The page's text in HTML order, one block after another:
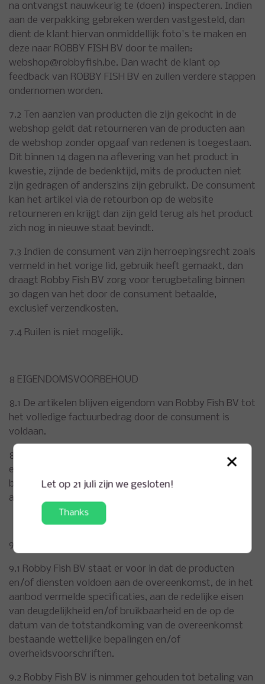
na ontvangst nauwkeurig te (doen) inspecteren. Indien
aan de verpakking gebreken werden vastgesteld, dan
dient de klant hiervan onmiddellijk foto's te maken en
deze naar ROBBY FISH BV door te mailen:
webshop@robbyfish.be. Dan wacht de klant op
feedback van ROBBY FISH BV en zullen verdere stappen
ondernomen worden.
7.2 Ten aanzien van producten die zijn gekocht in de
webshop geldt dat retourneren van de producten aan
de webshop zonder opgaaf van redenen is toegestaan.
Dit binnen 14 dagen na aflevering van het product in
kwestie, zijnde de bedenktijd, mits de producten niet
zijn gedragen of anderszins zijn gebruikt. De consument
kan het artikel via de retourbon op de website
retourneren en krijgt dan zijn geld terug als het product
zich nog in nieuwe staat bevindt.
7.3 Indien de consument van zijn herroepingsrecht zoals
vermeld in het vorige lid, gebruik heeft gemaakt, dan
draagt Robby Fish BV zorg voor terugbetaling binnen
30 dagen van het door de consument betaalde,
exclusief verzendkosten.
7.4 Ruilen is niet mogelijk.
8 EIGENDOMSVOORBEHOUD
8.1 De artikelen blijven eigendom van Robby Fish BV tot
het volledige factuurbedrag door de consument is
voldaan.
8.2 De consument mag de producten, voordat de
eigendom daarvan is overgegaan, niet
belasten, verkopen, doorleveren, vervreemden of
anderszins bezwaren.
9 GARANTIE EN AANSPRAKELIJKHEID
9.1 Robby Fish BV staat er voor in dat de producten
en/of diensten voldoen aan de overeenkomst, de in het
aanbod vermelde specificaties, aan de redelijke eisen
van deugdelijkheid en/of bruikbaarheid en de op de
datum van de totstandkoming van de overeenkomst
bestaande wettelijke bepalingen en/of
overheidsvoorschriften.
9.2 Robby Fish BV is nimmer gehouden tot betaling van
×
Let op 21 juli zijn we gesloten!
Thanks